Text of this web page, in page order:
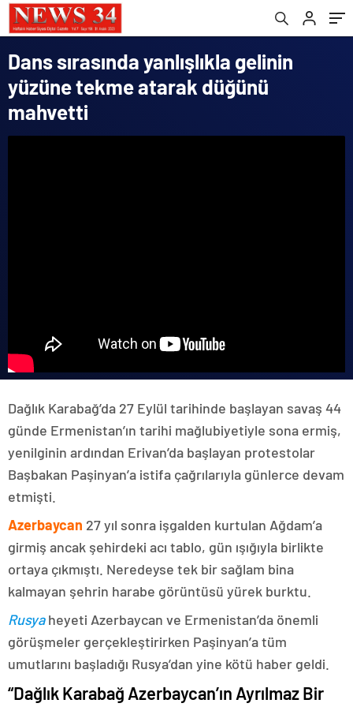
Dans sırasında yanlışlıkla gelinin
yüzüne tekme atarak düğünü
mahvetti
Dağlık Karabağ’da 27 Eylül tarihinde başlayan savaş 44
günde Ermenistan’ın tarihi mağlubiyetiyle sona ermiş,
yenilginin ardından Erivan’da başlayan protestolar
Başbakan Paşinyan’a istifa çağrılarıyla günlerce devam
etmişti.
Azerbaycan 27 yıl sonra işgalden kurtulan Ağdam’a
girmiş ancak şehirdeki acı tablo, gün ışığıyla birlikte
ortaya çıkmıştı. Neredeyse tek bir sağlam bina
kalmayan şehrin harabe görüntüsü yürek burktu.
Rusyaheyeti Azerbaycan ve Ermenistan’da önemli
görüşmeler gerçekleştirirken Paşinyan’a tüm
umutlarını başladığı Rusya’dan yine kötü haber geldi.
“Dağlık Karabağ Azerbaycan’ın Ayrılmaz Bir